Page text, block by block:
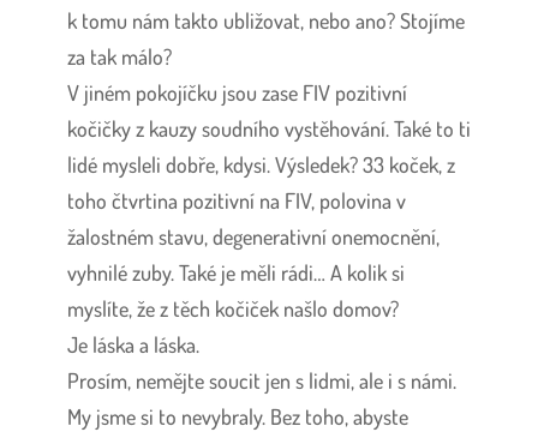
k tomu nám takto ubližovat, nebo ano? Stojíme
za tak málo?
V jiném pokojíčku jsou zase FIV pozitivní
kočičky z kauzy soudního vystěhování. Také to ti
lidé mysleli dobře, kdysi. Výsledek? 33 koček, z
toho čtvrtina pozitivní na FIV, polovina v
žalostném stavu, degenerativní onemocnění,
vyhnilé zuby. Také je měli rádi… A kolik si
myslíte, že z těch kočiček našlo domov?
Je láska a láska.
Prosím, nemějte soucit jen s lidmi, ale i s námi.
My jsme si to nevybraly. Bez toho, abyste